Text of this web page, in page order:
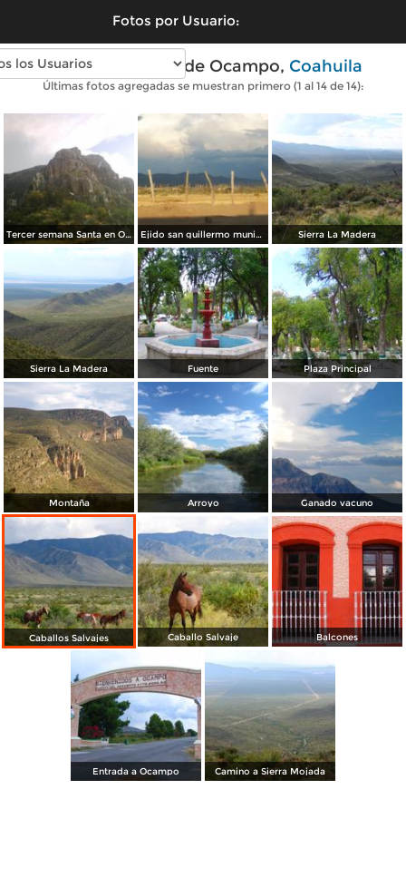
Fotos por Usuario:
Fotos modernas de Ocampo, Coahuila
Últimas fotos agregadas se muestran primero (1 al 14 de 14):
Tercer semana Santa en Ocampo Ejido san guillermo municipio de Ocampo Sierra La Madera
Sierra La Madera Fuente Plaza Principal
Montaña Arroyo Ganado vacuno
Caballos Salvajes Caballo Salvaje Balcones
Entrada a Ocampo Camino a Sierra Mojada